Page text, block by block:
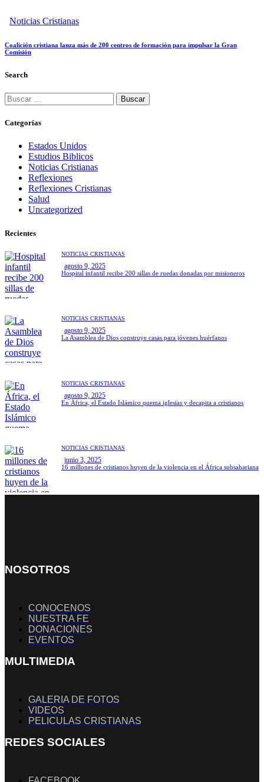
Noticias Cristianas
Coalición cristiana lanza más de 200 centros de formación para impulsar la Gran
Comisión
Search
Buscar:
Categorías
Estados Unidos
Estudios Biblicos
Noticias Cristianas
Reflexiones
Reflexiones Cristianas
Salud
Uncategorized
Recientes
NOTICIAS CRISTIANAS
agosto 9, 2025
Hospital infantil recibe 200 sillas de ruedas donadas por misioneros
NOTICIAS CRISTIANAS
agosto 9, 2025
La Asamblea de Dios construye casas para jóvenes huérfanos
NOTICIAS CRISTIANAS
agosto 9, 2025
En África, el Estado Islámico quema iglesias y decapita a cristianos
NOTICIAS CRISTIANAS
junio 3, 2025
16 millones de cristianos huyen de la violencia en el África subsahariana
NOSOTROS
CONOCENOS
NUESTRA FE
DONACIONES
EVENTOS
MULTIMEDIA
GALERIA DE FOTOS
VIDEOS
PELICULAS CRISTIANAS
REDES SOCIALES